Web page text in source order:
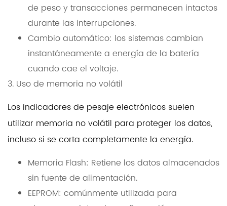
de peso y transacciones permanecen intactos
durante las interrupciones.
Cambio automático: los sistemas cambian
instantáneamente a energía de la batería
cuando cae el voltaje.
3. Uso de memoria no volátil
Los indicadores de pesaje electrónicos suelen
utilizar memoria no volátil para proteger los datos,
incluso si se corta completamente la energía.
Memoria Flash: Retiene los datos almacenados
sin fuente de alimentación.
EEPROM: comúnmente utilizada para